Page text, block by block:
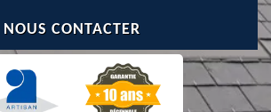
NOUS CONTACTER